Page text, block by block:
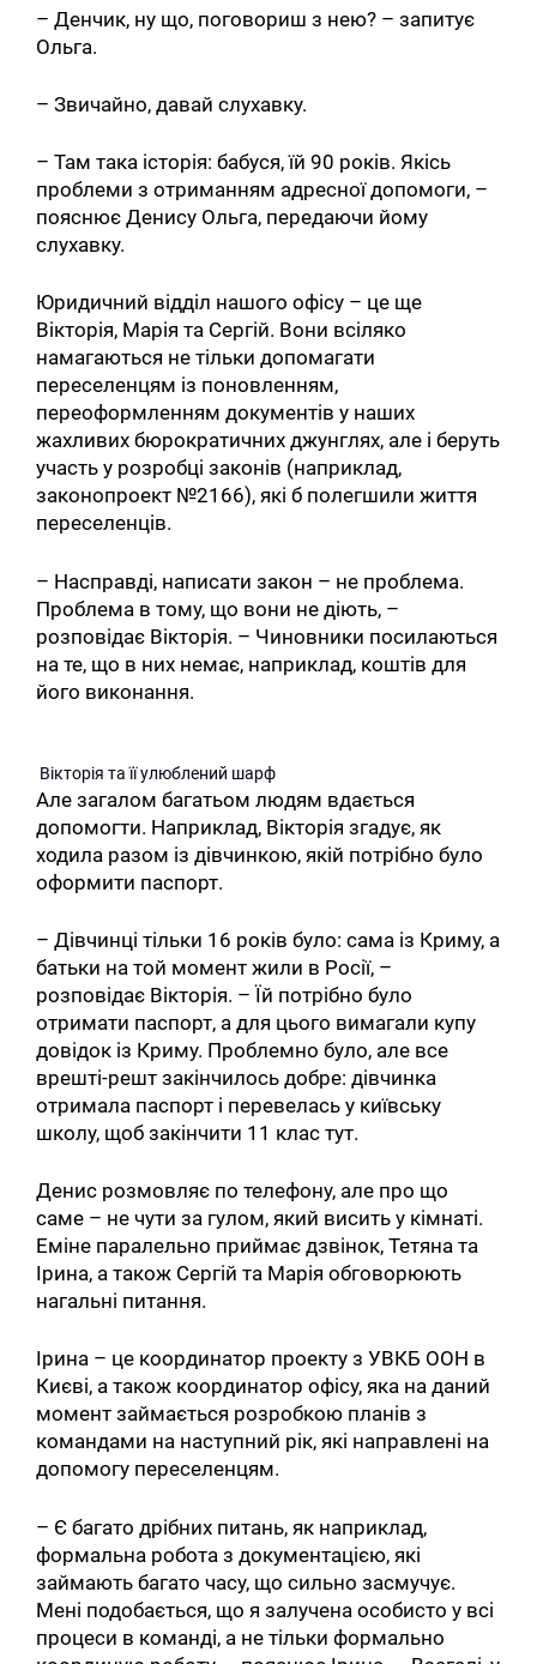
Пошук за запитом:
– Денчик, ну що, поговориш з нею? – запитує
Ольга.
– Звичайно, давай слухавку.
– Там така історія: бабуся, їй 90 років. Якісь
проблеми з отриманням адресної допомоги, –
пояснює Денису Ольга, передаючи йому
слухавку.
Юридичний відділ нашого офісу – це ще
Вікторія, Марія та Сергій. Вони всіляко
намагаються не тільки допомагати
переселенцям із поновленням,
переоформленням документів у наших
жахливих бюрократичних джунглях, але і беруть
участь у розробці законів (наприклад,
законопроект №2166), які б полегшили життя
переселенців.
– Насправді, написати закон – не проблема.
Проблема в тому, що вони не діють, –
розповідає Вікторія. – Чиновники посилаються
на те, що в них немає, наприклад, коштів для
його виконання.
Вікторія та її улюблений шарф
Але загалом багатьом людям вдається
допомогти. Наприклад, Вікторія згадує, як
ходила разом із дівчинкою, якій потрібно було
оформити паспорт.
– Дівчинці тільки 16 років було: сама із Криму, а
батьки на той момент жили в Росії, –
розповідає Вікторія. – Їй потрібно було
отримати паспорт, а для цього вимагали купу
довідок із Криму. Проблемно було, але все
врешті-решт закінчилось добре: дівчинка
отримала паспорт і перевелась у київську
школу, щоб закінчити 11 клас тут.
Денис розмовляє по телефону, але про що
саме – не чути за гулом, який висить у кімнаті.
Еміне паралельно приймає дзвінок, Тетяна та
Ірина, а також Сергій та Марія обговорюють
нагальні питання.
Ірина – це координатор проекту з УВКБ ООН в
Києві, а також координатор офісу, яка на даний
момент займається розробкою планів з
командами на наступний рік, які направлені на
допомогу переселенцям.
– Є багато дрібних питань, як наприклад,
формальна робота з документацією, які
займають багато часу, що сильно засмучує.
Мені подобається, що я залучена особисто у всі
процеси в команді, а не тільки формально